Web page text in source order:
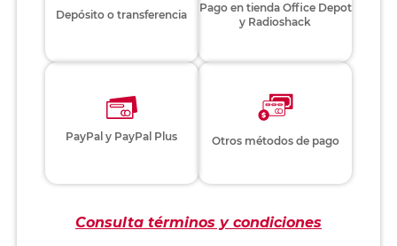
Depósito o transferencia
Pago en tienda Office Depot
y Radioshack
PayPal y PayPal Plus Otros métodos de pago
Consulta términos y condiciones